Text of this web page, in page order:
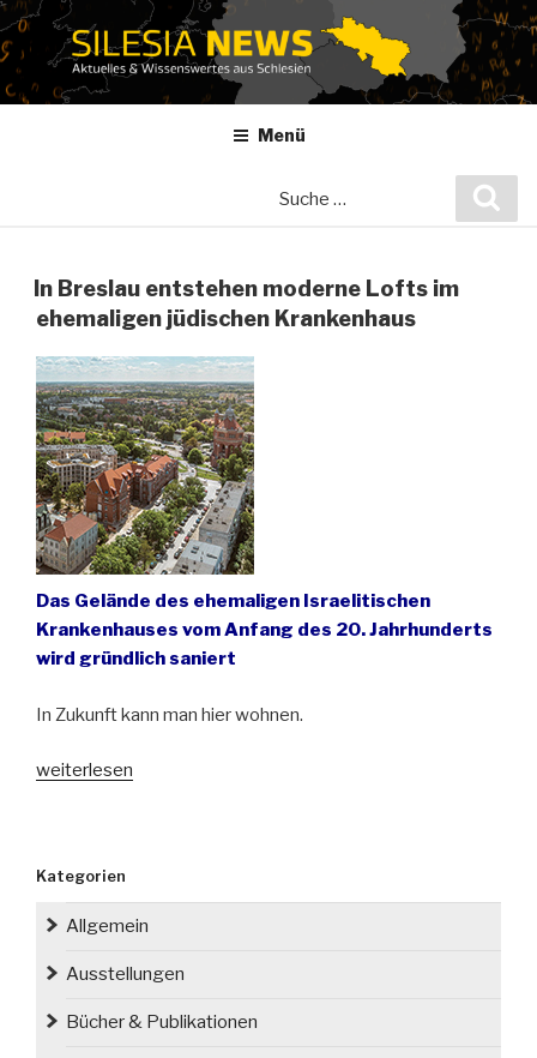
Zum
Inhalt
springen
Menü
In Breslau entstehen moderne Lofts im
ehemaligen jüdischen Krankenhaus
Das Gelände des ehemaligen Israelitischen
Krankenhauses vom Anfang des 20. Jahrhunderts
wird gründlich saniert
In Zukunft kann man hier wohnen.
„In
Lofts
im
jüdischen
weiterlesen
Kategorien
Allgemein
Ausstellungen
Bücher & Publikationen